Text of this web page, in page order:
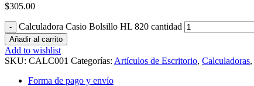
$305.00
Calculadora Casio Bolsillo HL 820 cantidad
Añadir al carrito
Add to wishlist
SKU: CALC001 Categorías: Artículos de Escritorio, Calculadoras,
Forma de pago y envío